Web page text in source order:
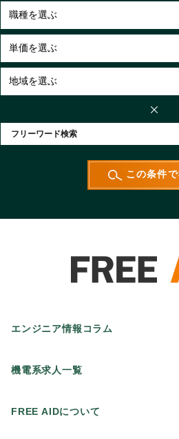
エンジニア情報コラム
機電系求人一覧
FREE AIDについて